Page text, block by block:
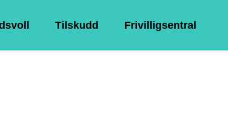
Tilskudd Frivilligsentral